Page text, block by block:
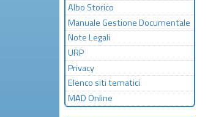
Albo Storico
Manuale Gestione Documentale
Note Legali
URP
Privacy
Elenco siti tematici
MAD Online